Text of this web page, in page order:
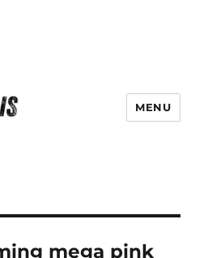
MENU
mega pink